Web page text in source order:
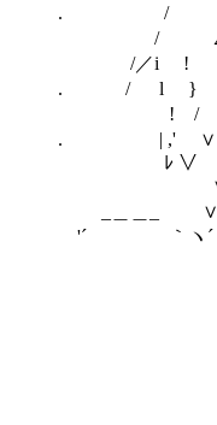
. / ／ -‐
/ ∠ -‐
/／i !
. / l } i /
! /
. | ,' ∨ | j
ﾚ ∨ ∨
∨ ∧
_＿＿_ ∨_,
'´ ｀ヽ´
＼ ﾚ'. ﾚ'＼
ヽ /＼
∧ / ヽ/
∧ ,'
∧ .!＞"´
ヽ |////
＼ヽ////